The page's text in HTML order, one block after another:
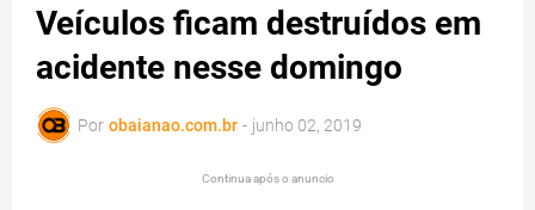
Veículos ficam destruídos em
acidente nesse domingo
Por obaianao.com.br - junho 02, 2019
Continua após o anuncio